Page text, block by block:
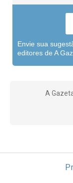
Envie sua
editores de A
A